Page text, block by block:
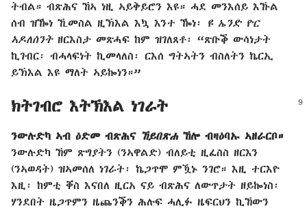
ትብል። ብጽሕና ኸኣ ነዚ ኣይቅይሮን እዩ። ሓደ መንእሰይ እኹል
ሰብ ዝዀነ ኺመስል ዚኽእል እኳ እንተ ዀነ፡
ዩ ኤንድ ዮር
ኣዶለሰንት ዘርእስታ መጽሓፍ ከም ዝገለጸቶ፡ “ጽቡቕ ውሳነታት
ኪገብር፡ ብሓላፍነት ኪመላለስ፡ ርእሰ ግትኣትን ብስለትን ኬርኢ
ይኽእል እዩ ማለት ኣይኰነን።”
ክትገብሮ እትኽእል ነገራት
ንውሉድካ ኣብ ዕድመ ብጽሕና ኸይበጽሐ ኸሎ ብዛዕባኡ ኣዘራርቦ።
ንውሉድካ ኸም ጽግያትን (ንኣዋልድ) ብለይቲ ዚፈስስ ዘርእን
(ንኣወዳት) ዝኣመሰለ ነገራት፡ ኬጋጥሞ ምዃኑ ንገሮ። እዚ ተርእዮ
እዚ፡ ከምቲ ቐስ እናበለ ዚርአ ናይ ብጽሕና ለውጥታት ዘይኰነስ፡
ሃንደበት ዜጋጥምን ዜጨንቕን ሕሉፍ ሓሊፉ ዜፍርህን ኪኸውን